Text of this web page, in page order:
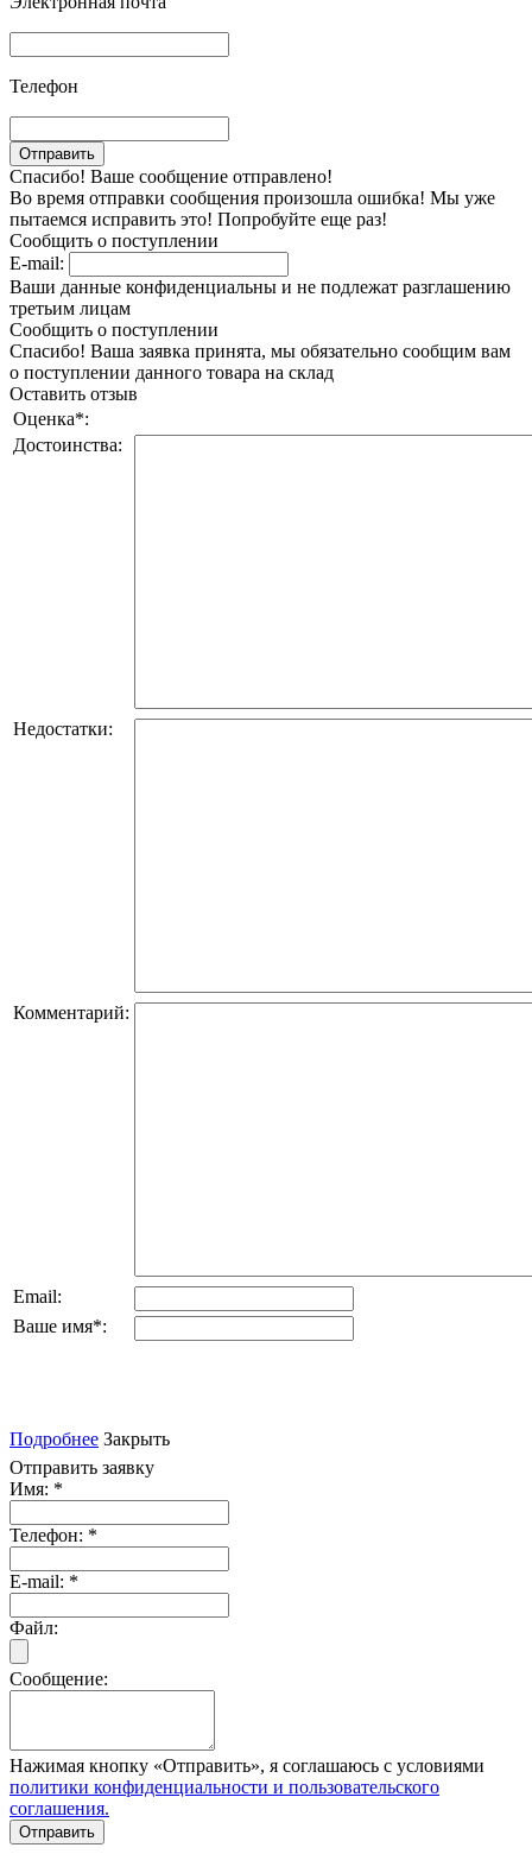
Телефон
Спасибо! Ваше сообщение отправлено!
Во время отправки сообщения произошла ошибка! Мы уже
пытаемся исправить это! Попробуйте еще раз!
Сообщить о поступлении
E-mail:
Ваши данные конфиденциальны и не подлежат разглашению
третьим лицам
Сообщить о поступлении
Спасибо! Ваша заявка принята, мы обязательно сообщим вам
о поступлении данного товара на склад
Оставить отзыв
Оценка*:
Достоинства:
Недостатки:
Комментарий:
Email:
Ваше имя*:
Подробнее Закрыть
Отправить заявку
Имя: *
Телефон: *
E-mail: *
Файл:
Сообщение:
Нажимая кнопку «Отправить», я соглашаюсь с условиями
политики конфиденциальности и пользовательского
соглашения.
Отправить